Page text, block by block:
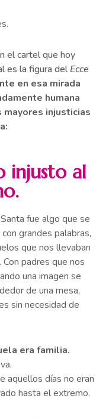
el cartel que hoy
es la figura delEcce
en esa mirada
humana
mayores injusticias
injusto al
fue algo que se
grandes palabras,
que nos llevaban
padres que nos
una imagen se
de una mesa,
sin necesidad de
era familia.
aquellos días no eran
hasta el extremo.